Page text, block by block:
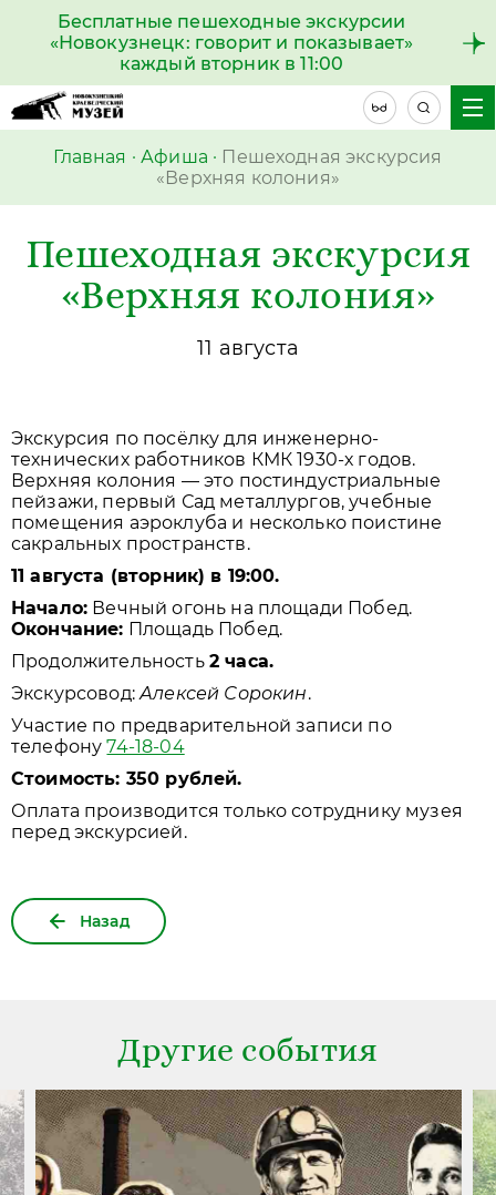
Бесплатные пешеходные экскурсии
«Новокузнецк: говорит и показывает»
каждый вторник в 11:00
Главная ·Афиша · Пешеходная экскурсия
«Верхняя колония»
Пешеходная экскурсия
«Верхняя колония»
11 августа
Экскурсия по посёлку для инженерно-
технических работников КМК 1930-х годов.
Верхняя колония — это постиндустриальные
пейзажи, первый Сад металлургов, учебные
помещения аэроклуба и несколько поистине
сакральных пространств.
11 августа (вторник) в 19:00.
Начало: Вечный огонь на площади Побед.
Окончание: Площадь Побед.
Продолжительность 2 часа.
Экскурсовод:Алексей Сорокин.
Участие по предварительной записи по
телефону74-18-04
Стоимость: 350 рублей.
Оплата производится только сотруднику музея
перед экскурсией.
Назад
Другие события